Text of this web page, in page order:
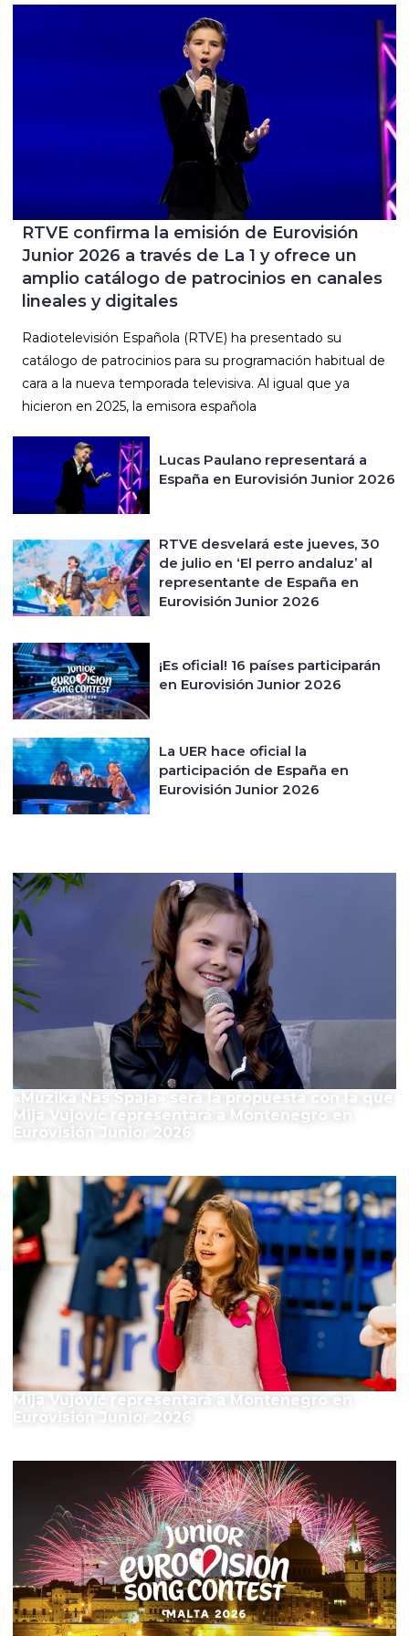
RTVE confirma la emisión de Eurovisión
Junior 2026 a través de La 1 y ofrece un
amplio catálogo de patrocinios en canales
lineales y digitales
Radiotelevisión Española (RTVE) ha presentado su
catálogo de patrocinios para su programación habitual de
cara a la nueva temporada televisiva. Al igual que ya
hicieron en 2025, la emisora española
Lucas Paulano representará a
España en Eurovisión Junior 2026
RTVE desvelará este jueves, 30
de julio en ‘El perro andaluz’ al
representante de España en
Eurovisión Junior 2026
¡Es oficial! 16 países participarán
en Eurovisión Junior 2026
La UER hace oficial la
participación de España en
Eurovisión Junior 2026
«Muzika Nas Spaja» será la propuesta con la que
Mija Vujović representará a Montenegro en
Eurovisión Junior 2026
Mija Vujović representará a Montenegro en
Eurovisión Junior 2026